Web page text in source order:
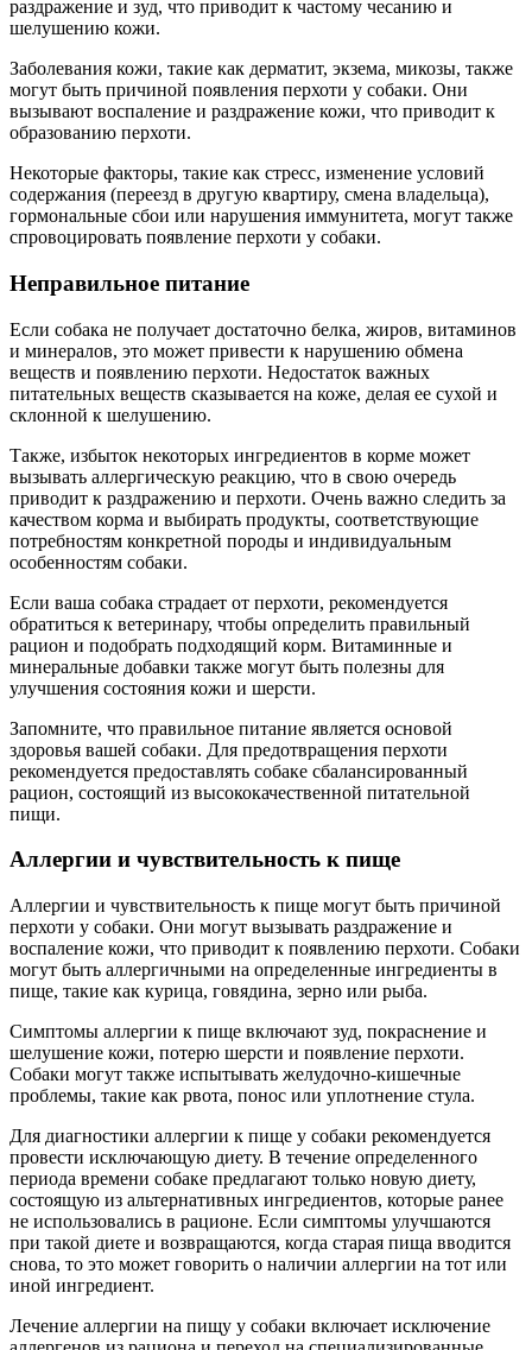
раздражение и зуд, что приводит к частому чесанию и
шелушению кожи.
Заболевания кожи, такие как дерматит, экзема, микозы, также
могут быть причиной появления перхоти у собаки. Они
вызывают воспаление и раздражение кожи, что приводит к
образованию перхоти.
Некоторые факторы, такие как стресс, изменение условий
содержания (переезд в другую квартиру, смена владельца),
гормональные сбои или нарушения иммунитета, могут также
спровоцировать появление перхоти у собаки.
Неправильное питание
Если собака не получает достаточно белка, жиров, витаминов
и минералов, это может привести к нарушению обмена
веществ и появлению перхоти. Недостаток важных
питательных веществ сказывается на коже, делая ее сухой и
склонной к шелушению.
Также, избыток некоторых ингредиентов в корме может
вызывать аллергическую реакцию, что в свою очередь
приводит к раздражению и перхоти. Очень важно следить за
качеством корма и выбирать продукты, соответствующие
потребностям конкретной породы и индивидуальным
особенностям собаки.
Если ваша собака страдает от перхоти, рекомендуется
обратиться к ветеринару, чтобы определить правильный
рацион и подобрать подходящий корм. Витаминные и
минеральные добавки также могут быть полезны для
улучшения состояния кожи и шерсти.
Запомните, что правильное питание является основой
здоровья вашей собаки. Для предотвращения перхоти
рекомендуется предоставлять собаке сбалансированный
рацион, состоящий из высококачественной питательной
пищи.
Аллергии и чувствительность к пище
Аллергии и чувствительность к пище могут быть причиной
перхоти у собаки. Они могут вызывать раздражение и
воспаление кожи, что приводит к появлению перхоти. Собаки
могут быть аллергичными на определенные ингредиенты в
пище, такие как курица, говядина, зерно или рыба.
Симптомы аллергии к пище включают зуд, покраснение и
шелушение кожи, потерю шерсти и появление перхоти.
Собаки могут также испытывать желудочно-кишечные
проблемы, такие как рвота, понос или уплотнение стула.
Для диагностики аллергии к пище у собаки рекомендуется
провести исключающую диету. В течение определенного
периода времени собаке предлагают только новую диету,
состоящую из альтернативных ингредиентов, которые ранее
не использовались в рационе. Если симптомы улучшаются
при такой диете и возвращаются, когда старая пища вводится
снова, то это может говорить о наличии аллергии на тот или
иной ингредиент.
Лечение аллергии на пищу у собаки включает исключение